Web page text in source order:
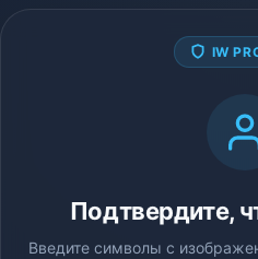
IW
Подтвердите,
Введите символы с